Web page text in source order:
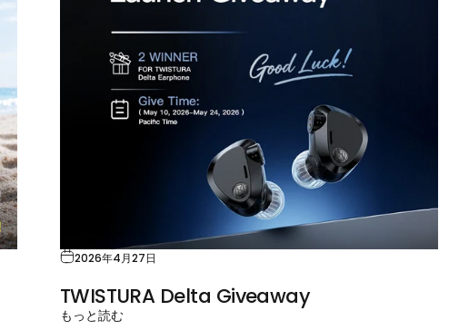
2026年4月27日
TWISTURA Delta Giveaway
もっと読む